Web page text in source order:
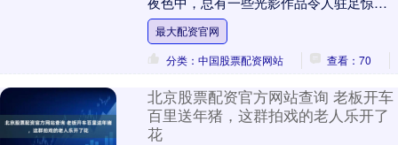
叹，它们不仅点亮了建筑与景观，更赋予
了城市独特的灵魂与....
最大配资官网
分类：中国股票配资网站
查看：70
北京股票配资官方网站查询 老板开车
百里送年猪，这群拍戏的老人乐开了
花